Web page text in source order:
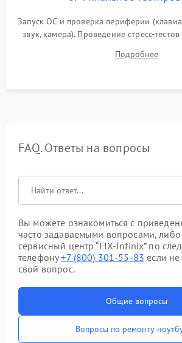
Запуск ОС и проверка периферии
звук, камера). Проведение стресс-
для контроля температурного режима
системы под пиковой
Подробнее
FAQ. Ответы на вопросы
Вы можете ознакомиться с
часто задаваемыми вопросами, либо
сервисный центр “FIX-Infinix” по
телефону+7 (800) 301-55-83 если
свой вопрос.
Общие вопросы
Вопросы по ремонту